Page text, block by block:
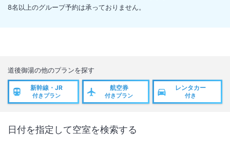
8名以上のグループ予約は承っておりません。
道後御湯の他のプランを探す
新幹線・JR
付きプラン
航空券
付きプラン
レンタカー
付き
日付を指定して空室を検索する